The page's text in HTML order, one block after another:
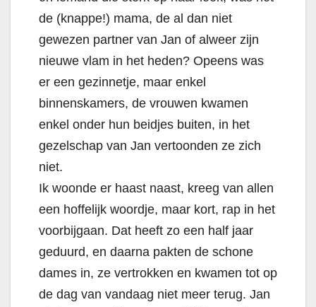
de (knappe!) mama, de al dan niet
gewezen partner van Jan of alweer zijn
nieuwe vlam in het heden? Opeens was
er een gezinnetje, maar enkel
binnenskamers, de vrouwen kwamen
enkel onder hun beidjes buiten, in het
gezelschap van Jan vertoonden ze zich
niet.
Ik woonde er haast naast, kreeg van allen
een hoffelijk woordje, maar kort, rap in het
voorbijgaan. Dat heeft zo een half jaar
geduurd, en daarna pakten de schone
dames in, ze vertrokken en kwamen tot op
de dag van vandaag niet meer terug. Jan